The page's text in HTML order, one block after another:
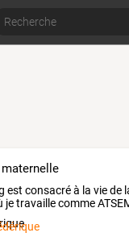
est consacréà la viede
jetravaillecomme